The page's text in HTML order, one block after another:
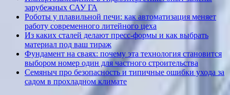
зарубежных САУ ГА
Роботы у плавильной печи: как автоматизация меняет
работу современного литейного цеха
Из каких сталей делают пресс-формы и как выбрать
материал под ваш тираж
Фундамент на сваях: почему эта технология становится
выбором номер один для частного строительства
Семяныч про безопасность и типичные ошибки ухода за
садом в прохладном климате